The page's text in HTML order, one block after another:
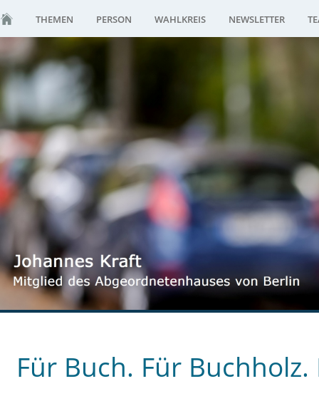
THEMEN PERSON WAHLKREIS NEWSLETTER
Für Buch. Für